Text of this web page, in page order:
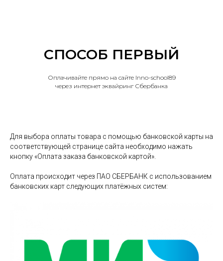
СПОСОБ ПЕРВЫЙ
Оплачивайте прямо на сайте Inno-school89
через интернет эквайринг Сбербанка
Для выбора оплаты товара с помощью банковской карты на
соответствующей странице сайта необходимо нажать
кнопку «Оплата заказа банковской картой».
Оплата происходит через ПАО СБЕРБАНК с использованием
банковских карт следующих платёжных систем: